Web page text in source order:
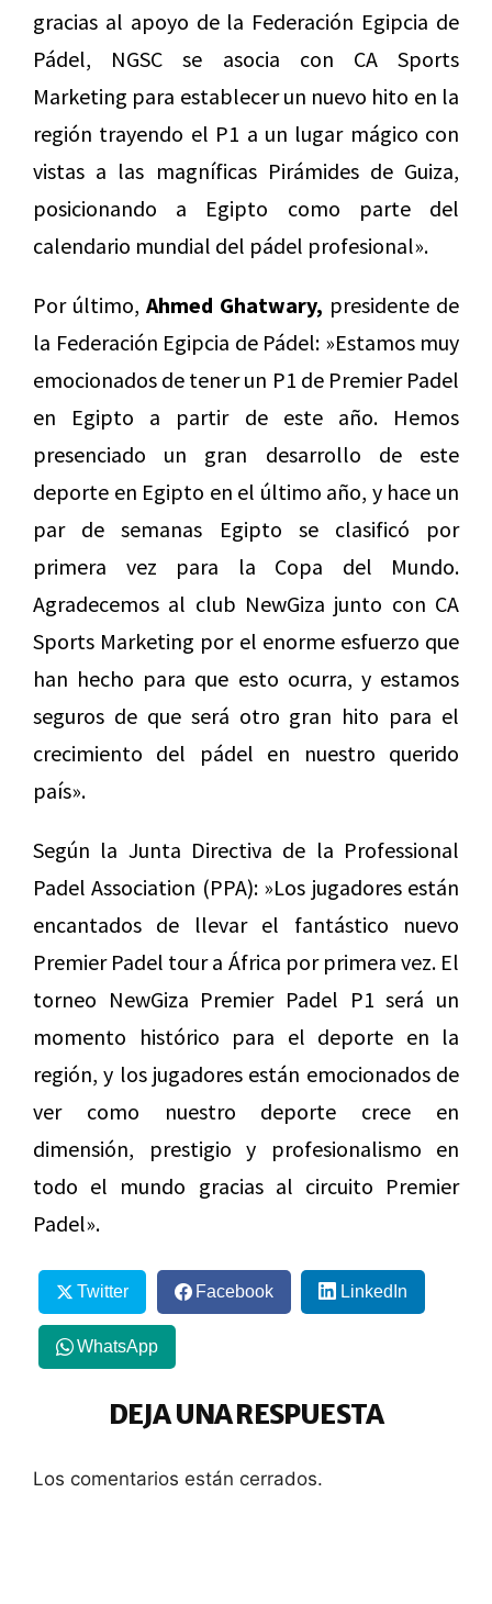
gracias al apoyo de la Federación Egipcia de
Pádel, NGSC se asocia con CA Sports
Marketing para establecer un nuevo hito en la
región trayendo el P1 a un lugar mágico con
vistas a las magníficas Pirámides de Guiza,
posicionando a Egipto como parte del
calendario mundial del pádel profesional».
Por último, Ahmed Ghatwary, presidente de
la Federación Egipcia de Pádel: »Estamos muy
emocionados de tener un P1 de Premier Padel
en Egipto a partir de este año. Hemos
presenciado un gran desarrollo de este
deporte en Egipto en el último año, y hace un
par de semanas Egipto se clasificó por
primera vez para la Copa del Mundo.
Agradecemos al club NewGiza junto con CA
Sports Marketing por el enorme esfuerzo que
han hecho para que esto ocurra, y estamos
seguros de que será otro gran hito para el
crecimiento del pádel en nuestro querido
país».
Según la Junta Directiva de la Professional
Padel Association (PPA): »Los jugadores están
encantados de llevar el fantástico nuevo
Premier Padel tour a África por primera vez. El
torneo NewGiza Premier Padel P1 será un
momento histórico para el deporte en la
región, y los jugadores están emocionados de
ver como nuestro deporte crece en
dimensión, prestigio y profesionalismo en
todo el mundo gracias al circuito Premier
Padel».
Twitter Facebook LinkedIn
WhatsApp
DEJA UNA RESPUESTA
Los comentarios están cerrados.